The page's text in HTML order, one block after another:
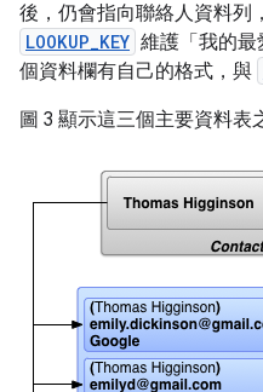
後，仍會指向聯絡人資料列
LOOKUP_KEY 維護「我的
個資料欄有自己的格式，與
圖 3 顯示這三個主要資料表